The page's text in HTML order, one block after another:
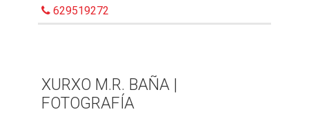
629519272
XURXO M.R. BAÑA |
FOTOGRAFÍA